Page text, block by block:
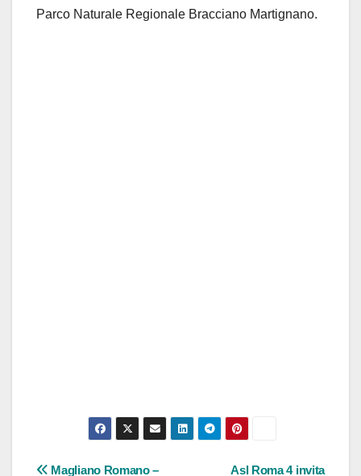
Parco Naturale Regionale Bracciano Martignano.
Asl Roma 4 invita
Magliano Romano –